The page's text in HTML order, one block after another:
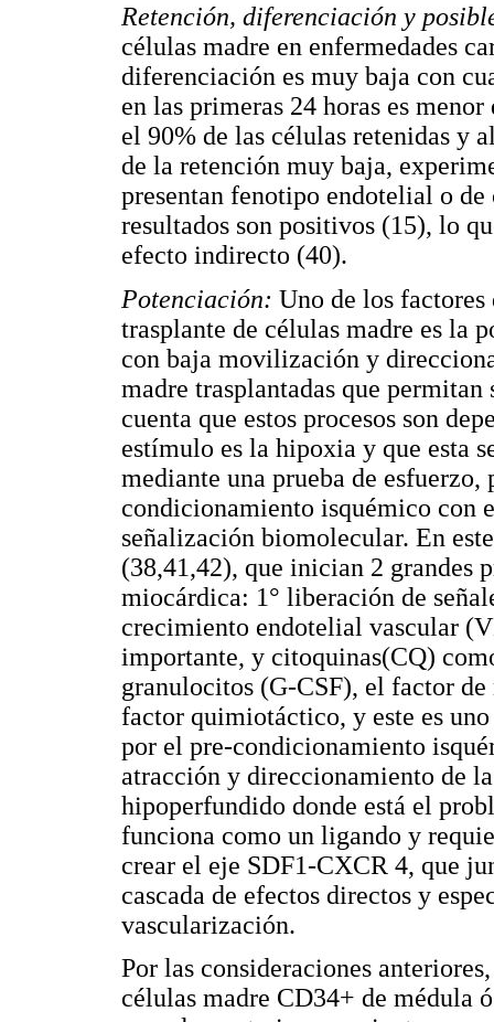
Retención, diferenciación y
células madre en enfermedades
diferenciación es muy baja con
en las primeras 24 horas es
el 90% de las células retenidas y
de la retención muy baja,
presentan fenotipo endotelial o
resultados son positivos (15), lo
efecto indirecto (40).
Potenciación: Uno de los factores
trasplante de células madre es la
con baja movilización y
madre trasplantadas que
cuenta que estos procesos son
estímulo es la hipoxia y que esta
mediante una prueba de esfuerzo,
condicionamiento isquémico con
señalización biomolecular. En
(38,41,42), que inician 2 grandes
miocárdica: 1° liberación de
crecimiento endotelial vascular
importante, y citoquinas(CQ)
granulocitos (G-CSF), el factor
factor quimiotáctico, y este es
por el pre-condicionamiento
atracción y direccionamiento de
hipoperfundido donde está el
funciona como un ligando y
crear el eje SDF1-CXCR 4, que
cascada de efectos directos y
vascularización.
Por las consideraciones
células madre CD34+ de médula